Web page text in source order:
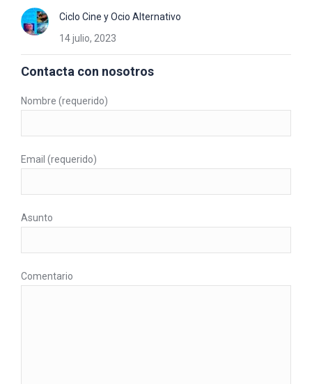
Ciclo Cine y Ocio Alternativo
14 julio, 2023
Contacta con nosotros
Nombre (requerido)
Email (requerido)
Asunto
Comentario